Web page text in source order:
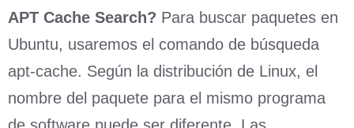
APT Cache Search? Para buscar paquetes en
Ubuntu, usaremos el comando de búsqueda
apt-cache. Según la distribución de Linux, el
nombre del paquete para el mismo programa